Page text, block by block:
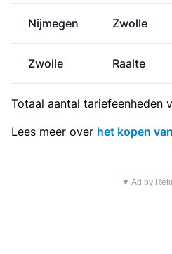
Nijmegen Zwolle
Zwolle Raalte
Totaal aantal tariefeenheden
Lees meer over het kopen
▼ Ad by